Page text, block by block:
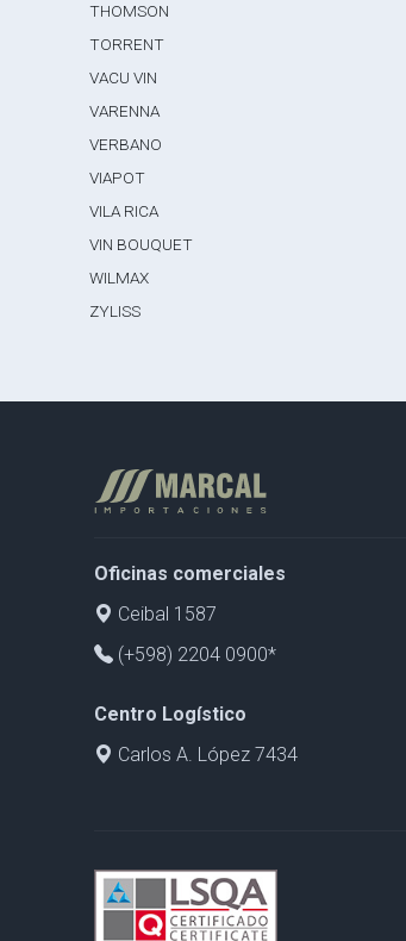
THOMSON
TORRENT
VACU VIN
VARENNA
VERBANO
VIAPOT
VILA RICA
VIN BOUQUET
WILMAX
ZYLISS
Oficinas comerciales
Ceibal 1587
(+598) 2204 0900*
Centro Logístico
Carlos A. López 7434